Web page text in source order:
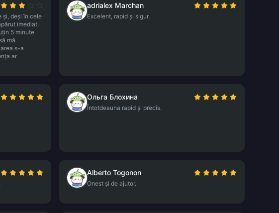
și, deși în cele
imediat.
5 minute
mă
s-a
ar
adrialex Marchan
Excelent, rapid și sigur.
Ольга Блохина
Întotdeauna rapid și precis.
Alberto Togonon
Onest și de ajutor.